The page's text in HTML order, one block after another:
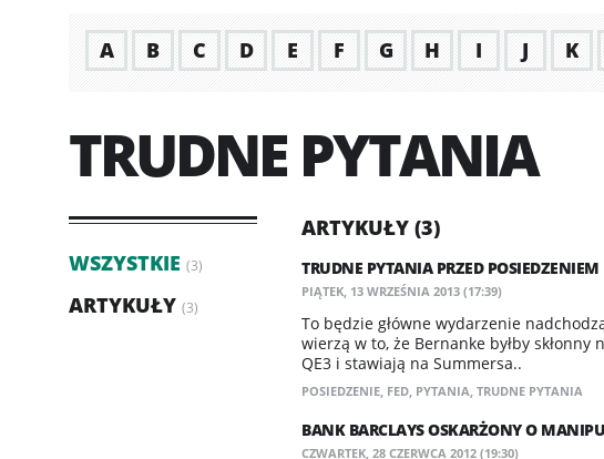
A B C D E F G H I J K
TRUDNE PYTANIA
WSZYSTKIE (3)
ARTYKUŁY (3)
ARTYKUŁY (3)
TRUDNE PYTANIA PRZED POSIEDZENIEM
PIĄTEK, 13 WRZEŚNIA 2013 (17:39)
To będzie główne wydarzenie
wierzą w to, że Bernanke byłby
QE3 i stawiają na Summersa..
POSIEDZENIE, FED, PYTANIA, TRUDNE PYTANIA
BANK BARCLAYS OSKARŻONY O
CZWARTEK, 28 CZERWCA 2012 (19:30)